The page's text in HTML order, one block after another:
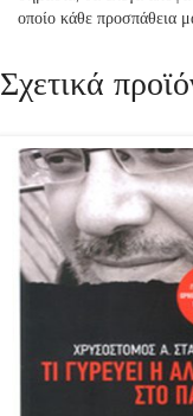
οποίο κάθε προσπάθεια
Σχετικά